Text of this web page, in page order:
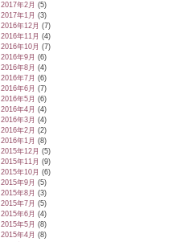
2017年2月 (5)
2017年1月 (3)
2016年12月 (7)
2016年11月 (4)
2016年10月 (7)
2016年9月 (6)
2016年8月 (4)
2016年7月 (6)
2016年6月 (7)
2016年5月 (6)
2016年4月 (4)
2016年3月 (4)
2016年2月 (2)
2016年1月 (8)
2015年12月 (5)
2015年11月 (9)
2015年10月 (6)
2015年9月 (5)
2015年8月 (3)
2015年7月 (5)
2015年6月 (4)
2015年5月 (8)
2015年4月 (8)